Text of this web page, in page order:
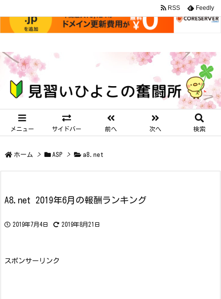
メニュー サイドバー 前へ 次へ 検索
RSS Feedly
ホーム > ASP > a8.net
A8.net 2019年6月の報酬ランキング
2019年7月4日 2019年8月21日
スポンサーリンク